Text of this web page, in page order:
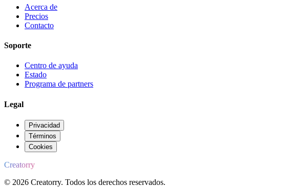
Acerca de
Precios
Contacto
Soporte
Centro de ayuda
Estado
Programa de partners
Legal
Privacidad
Términos
Cookies
Creatorry
© 2026 Creatorry. Todos los derechos reservados.